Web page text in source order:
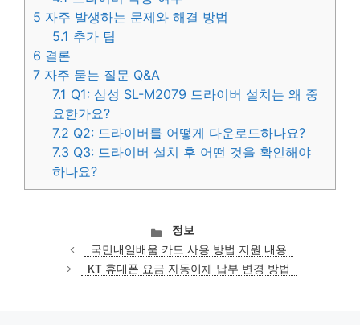
5 자주 발생하는 문제와 해결 방법
5.1 추가 팁
6 결론
7 자주 묻는 질문 Q&A
7.1 Q1: 삼성 SL-M2079 드라이버 설치는 왜 중
요한가요?
7.2 Q2: 드라이버를 어떻게 다운로드하나요?
7.3 Q3: 드라이버 설치 후 어떤 것을 확인해야
하나요?
카
테
고
리
정보
국민내일배움 카드 사용 방법 지원 내용
KT 휴대폰 요금 자동이체 납부 변경 방법